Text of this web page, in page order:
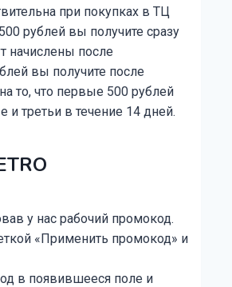
при покупках в ТЦ
рублей вы получите сразу
начислены после
вы получите после
то, что первые 500 рублей
и третьи в течение 14 дней.
у нас рабочий промокод.
«Применить промокод» и
в появившееся поле и